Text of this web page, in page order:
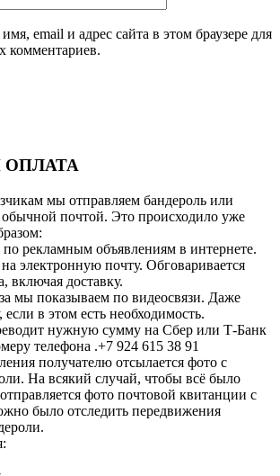
email и адрес сайта в этом браузере для
комментариев.
ОПЛАТА
мы отправляем бандероль или
обычной почтой. Это происходило уже
рекламным объявлениям в интернете.
электронную почту. Обговаривается
включая доставку.
мы показываем по видеосвязи. Даже
если в этом есть необходимость.
нужную сумму на Сбер или Т-Банк
телефона .+7 924 615 38 91
получателю отсылается фото с
На всякий случай, чтобы всё было
фото почтовой квитанции с
было отследить передвижения